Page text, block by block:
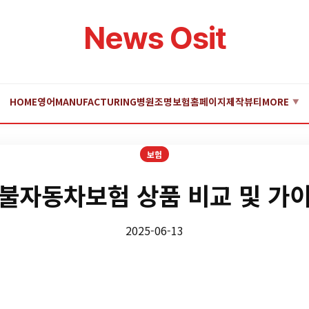
News Osit
HOME영어MANUFACTURING병원조명보험홈페이지제작뷰티MORE ▼
보험
자동차보험 상품 비교 및 가
2025-06-13